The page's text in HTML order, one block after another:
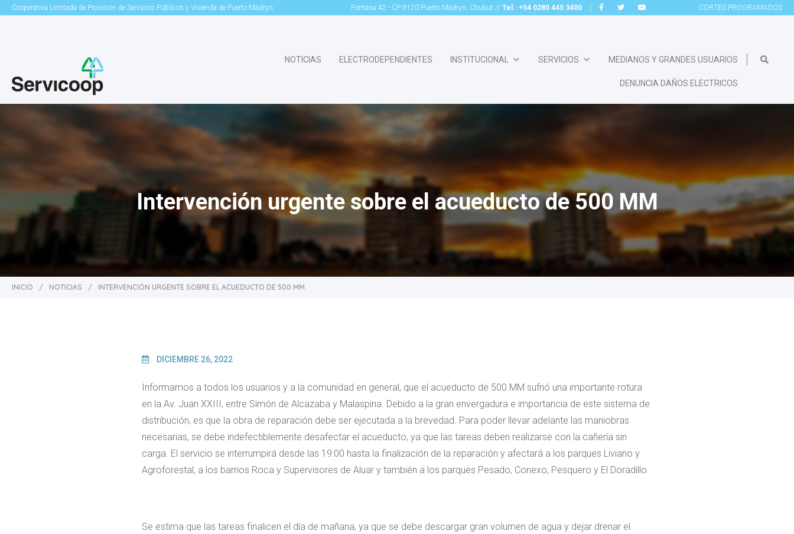
Cooperativa Limitada de Provisión de Servicios Públicos y Vivienda de Puerto Madryn Fontana 42 - CP 9120 Puerto Madryn, Chubut // Tel.: +54 0280 445 3400 CORTES PROGRAMADOS
NOTICIAS ELECTRODEPENDIENTES INSTITUCIONAL SERVICIOS MEDIANOS Y GRANDES USUARIOS
DENUNCIA DAÑOS ELECTRICOS
Intervención urgente sobre el acueducto de 500 MM
INICIO / NOTICIAS / INTERVENCIÓN URGENTE SOBRE EL ACUEDUCTO DE 500 MM
DICIEMBRE 26, 2022
Informamos a todos los usuarios y a la comunidad en general, que el acueducto de 500 MM sufrió una importante rotura
en la Av. Juan XXIII, entre Simón de Alcazaba y Malaspina. Debido a la gran envergadura e importancia de este sistema de
distribución, es que la obra de reparación debe ser ejecutada a la brevedad. Para poder llevar adelante las maniobras
necesarias, se debe indefectiblemente desafectar el acueducto, ya que las tareas deben realizarse con la cañería sin
carga. El servicio se interrumpirá desde las 19:00 hasta la finalización de la reparación y afectará a los parques Liviano y
Agroforestal, a los barrios Roca y Supervisores de Aluar y también a los parques Pesado, Conexo, Pesquero y El Doradillo.
Se estima que las tareas finalicen el día de mañana, ya que se debe descargar gran volumen de agua y dejar drenar el